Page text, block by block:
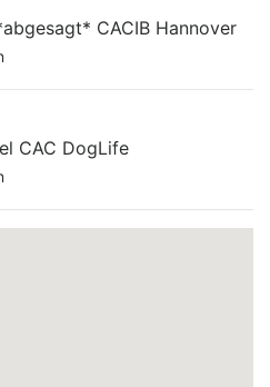
CACIB Hannover
CAC DogLife